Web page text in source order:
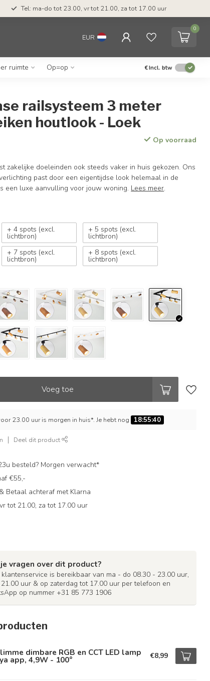
Tel: ma-do tot 23.00, vr tot 21.00, za tot 17.00 uur
EUR
0
ruimte Op=op €Incl. btw
railsysteem 3 meter
houtlook - Loek
Op voorraad
zakelijke doeleinden ook steeds vaker in huis gekozen. Ons
past door een eigentijdse look helemaal in de
een luxe aanvulling voor jouw woning. Lees meer.
+ 4 spots (excl.
lichtbron)
+ 5 spots (excl.
lichtbron)
+ 7 spots (excl.
lichtbron)
+ 8 spots (excl.
lichtbron)
Voeg toe
23.00 uur is morgen in huis*. Je hebt nog 18:55:39
Deel dit product
besteld? Morgen verwacht*
€55,-
Betaal achteraf met Klarna
tot 21.00, za tot 17.00 uur
vragen over dit product?
klantenservice is bereikbaar van ma - do 08.30 - 23.00 uur,
uur & op zaterdag tot 17.00 uur per telefoon en
op nummer +31 85 773 1906
dimbare RGB en CCT LED lamp
app, 4,9W - 100° €8,99